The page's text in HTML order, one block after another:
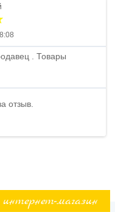
. Товары
отзыв.
магазин